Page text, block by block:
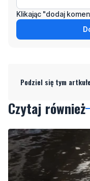
Klikając "dodaj
Podziel się tym
Czytaj również